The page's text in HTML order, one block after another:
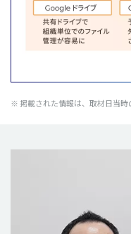
※ 掲載された情報は、取材日当時